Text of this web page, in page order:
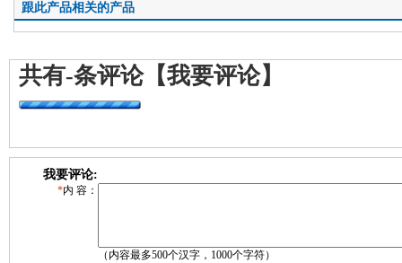
跟此产品相关的产品
共有-条评论【我要评论】
我要评论:
*内 容：
（内容最多500个汉字，1000个字符）